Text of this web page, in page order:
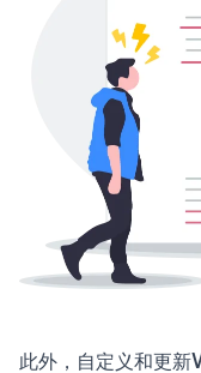
此外，自定义和更